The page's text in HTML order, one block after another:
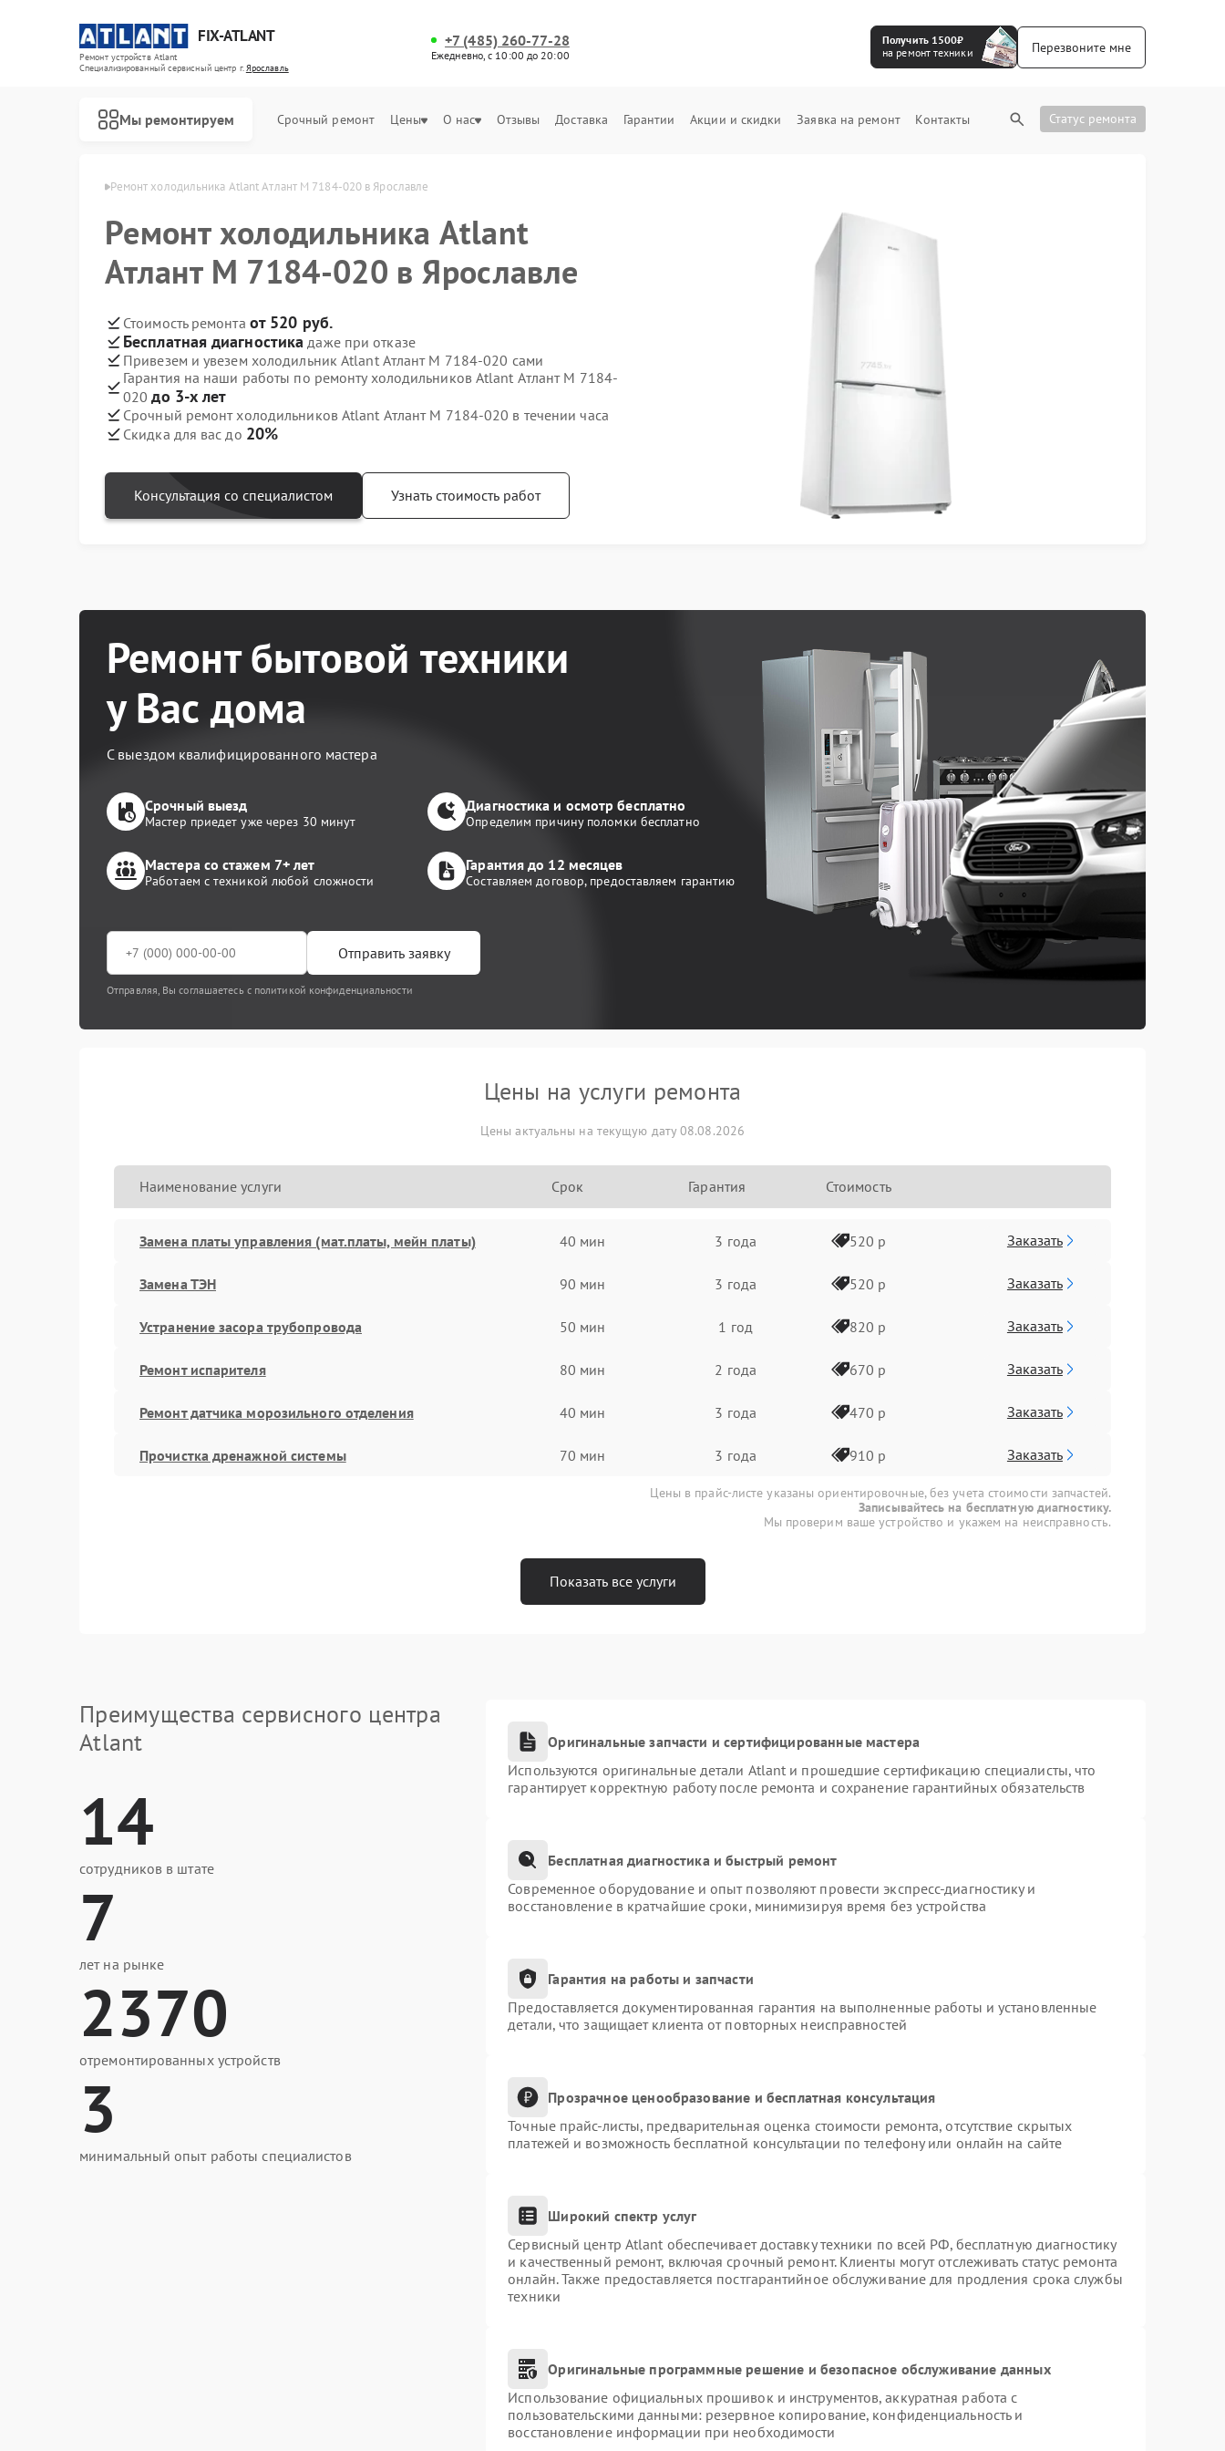
FIX-ATLANT
Ремонт устройств Atlant
Специализированный cервисный центр г.Ярославль
+7 (485) 260-77-28
Ежедневно, с 10:00 до 20:00
Получить 1500₽
на ремонт техники
Перезвоните мне
Мы ремонтируем Срочный ремонт Цены О нас Отзывы Доставка Гарантии Акции и скидки Заявка на ремонт Контакты Статус ремонта
Ремонт холодильника Atlant Атлант М 7184-020 в Ярославле
Ремонт холодильника Atlant
Атлант М 7184-020 в Ярославле
Стоимость ремонта от 520 руб.
Бесплатная диагностика даже при отказе
Привезем и увезем холодильник Atlant Атлант М 7184-020 сами
Гарантия на наши работы по ремонту холодильников Atlant Атлант М 7184-
020до 3-х лет
Срочный ремонт холодильников Atlant Атлант М 7184-020 в течении часа
Скидка для вас до 20%
Консультация со специалистом Узнать стоимость работ
Ремонт бытовой техники
у Вас дома
С выездом квалифицированного мастера
Срочный выезд
Мастер приедет уже через 30 минут
Диагностика и осмотр бесплатно
Определим причину поломки бесплатно
Мастера со стажем 7+ лет
Работаем с техникой любой сложности
Гарантия до 12 месяцев
Составляем договор, предоставляем гарантию
Отправить заявку
Отправляя, Вы соглашаетесь с политикой конфиденциальности
Цены на услуги ремонта
Цены актуальны на текущую дату 08.08.2026
Наименование услуги Срок Гарантия Стоимость
Замена платы управления (мат.платы, мейн платы) 40 мин 3 года 520 р Заказать
Замена ТЭН 90 мин 3 года 520 р Заказать
Устранение засора трубопровода 50 мин 1 год 820 р Заказать
Ремонт испарителя 80 мин 2 года 670 р Заказать
Ремонт датчика морозильного отделения 40 мин 3 года 470 р Заказать
Прочистка дренажной системы 70 мин 3 года 910 р Заказать
Цены в прайс-листе указаны ориентировочные, без учета стоимости запчастей.
Записывайтесь на бесплатную диагностику.
Мы проверим ваше устройство и укажем на неисправность.
Показать все услуги
Преимущества сервисного центра
Atlant
14
сотрудников в штате
7
лет на рынке
2370
отремонтированных устройств
3
минимальный опыт работы специалистов
Оригинальные запчасти и сертифицированные мастера
Используются оригинальные детали Atlant и прошедшие сертификацию специалисты, что
гарантирует корректную работу после ремонта и сохранение гарантийных обязательств
Бесплатная диагностика и быстрый ремонт
Современное оборудование и опыт позволяют провести экспресс-диагностику и
восстановление в кратчайшие сроки, минимизируя время без устройства
Гарантия на работы и запчасти
Предоставляется документированная гарантия на выполненные работы и установленные
детали, что защищает клиента от повторных неисправностей
Прозрачное ценообразование и бесплатная консультация
Точные прайс-листы, предварительная оценка стоимости ремонта, отсутствие скрытых
платежей и возможность бесплатной консультации по телефону или онлайн на сайте
Широкий спектр услуг
Сервисный центр Atlant обеспечивает доставку техники по всей РФ, бесплатную диагностику
и качественный ремонт, включая срочный ремонт. Клиенты могут отслеживать статус ремонта
онлайн. Также предоставляется постгарантийное обслуживание для продления срока службы
техники
Оригинальные программные решение и безопасное обслуживание данных
Использование официальных прошивок и инструментов, аккуратная работа с
пользовательскими данными: резервное копирование, конфиденциальность и
восстановление информации при необходимости